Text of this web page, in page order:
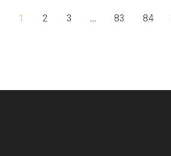
1 2 3 … 83 84